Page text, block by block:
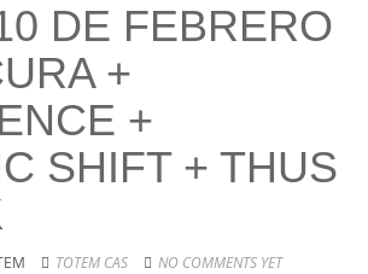
DE FEBRERO
+
+
SHIFT + THUS
TOTEM CAS NO COMMENTS YET